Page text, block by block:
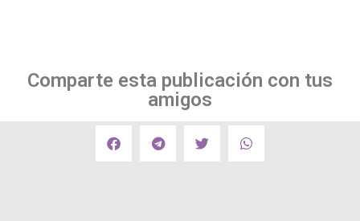
Comparte esta publicación con tus
amigos